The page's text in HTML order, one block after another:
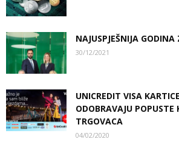
NAJUSPJEŠNIJA
30/12/2021
UNICREDIT VISA
ODOBRAVAJU
TRGOVACA
04/02/2020